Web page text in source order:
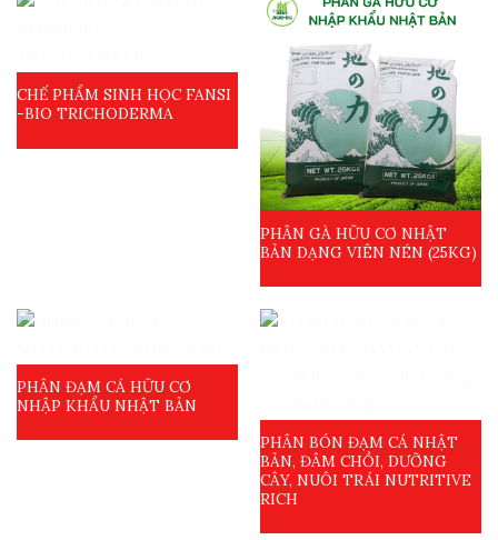
CHẾ PHẨM SINH HỌC FANSI
-BIO TRICHODERMA
PHÂN GÀ HỮU CƠ NHẬT
BẢN DẠNG VIÊN NÉN (25KG)
PHÂN ĐẠM CÁ HỮU CƠ
NHẬP KHẨU NHẬT BẢN
PHÂN BÓN ĐẠM CÁ NHẬT
BẢN, ĐÂM CHỒI, DƯỠNG
CÂY, NUÔI TRÁI NUTRITIVE
RICH